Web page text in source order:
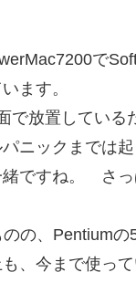
で
ます。
で放置している
ニックまでは
緒ですね。 さ
の、Pentiumの
、今まで使っ